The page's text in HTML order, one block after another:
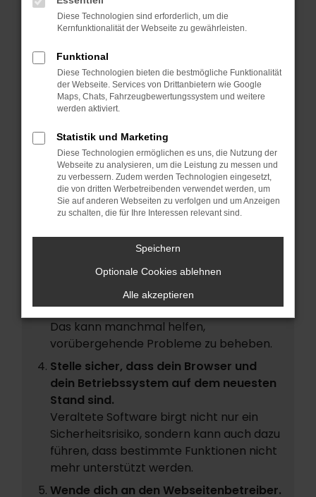
FEHLER: NETWORK
ERROR
Beim Laden ist ein Fehler aufgetreten.
Hier sind ein paar Tipps, die dir helfen
können:
Überprüfe deine Firewall und deine
Internetverbindung.
Laden andere Webseiten, zum Beispiel
deine Suchmaschine?
Prüfe deine Browsererweiterungen.
Manche Erweiterungen, wie
Werbeblocker, können das Laden
bestimmter Seiten verhindern.
Funktioniert die Seite in einem anderen
Browser oder in einem privaten Fenster?
Starte dein Gerät neu.
Das kann manchmal helfen,
vorübergehende Probleme zu beheben.
Stelle sicher, dass dein Browser und
dein Betriebssystem auf dem neuesten
Stand sind.
Veraltete Software birgt nicht nur ein
Sicherheitsrisiko, sondern kann auch dazu
führen, dass bestimmte Funktionen nicht
mehr unterstützt werden.
Wende dich an den Webseitenbetreiber.
Diese Technologien sind erforderlich, um die
Kernfunktionalität der Webseite zu gewährleisten.
Funktional
Diese Technologien bieten die bestmögliche Funktionalität
der Webseite. Services von Drittanbietern wie Google
Maps, Chats, Fahrzeugbewertungssystem und weitere
werden aktiviert.
Statistik und Marketing
Diese Technologien ermöglichen es uns, die Nutzung der
Webseite zu analysieren, um die Leistung zu messen und
zu verbessern. Zudem werden Technologien eingesetzt,
die von dritten Werbetreibenden verwendet werden, um
Sie auf anderen Webseiten zu verfolgen und um Anzeigen
zu schalten, die für Ihre Interessen relevant sind.
Speichern
Optionale Cookies ablehnen
Alle akzeptieren